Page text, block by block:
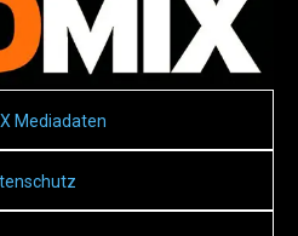
Mediadaten